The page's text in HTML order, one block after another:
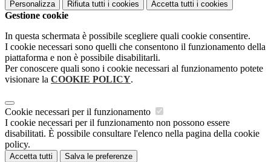
Personalizza Rifiuta tutti i cookies Accetta tutti i cookies
Gestione cookie
In questa schermata è possibile scegliere quali cookie consentire.
I cookie necessari sono quelli che consentono il funzionamento della
piattaforma e non è possibile disabilitarli.
Per conoscere quali sono i cookie necessari al funzionamento potete
visionare la COOKIE POLICY.
Cookie necessari per il funzionamento
I cookie necessari per il funzionamento non possono essere
disabilitati. È possibile consultare l'elenco nella pagina della cookie
policy.
Accetta tutti Salva le preferenze